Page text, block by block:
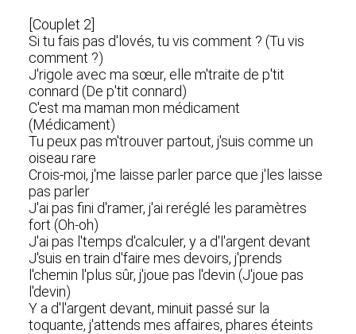
[Couplet 2]
Si tu fais pas d'lovés, tu vis comment ? (Tu vis
comment ?)
J'rigole avec ma sœur, elle m'traite de p'tit
connard (De p'tit connard)
C'est ma maman mon médicament
(Médicament)
Tu peux pas m'trouver partout, j'suis comme un
oiseau rare
Crois-moi, j'me laisse parler parce que j'les laisse
pas parler
J'ai pas fini d'ramer, j'ai reréglé les paramètres
fort (Oh-oh)
J'ai pas l'temps d'calculer, y a d'l'argent devant
J'suis en train d'faire mes devoirs, j'prends
l'chemin l'plus sûr, j'joue pas l'devin (J'joue pas
l'devin)
Y a d'l'argent devant, minuit passé sur la
toquante, j'attends mes affaires, phares éteints